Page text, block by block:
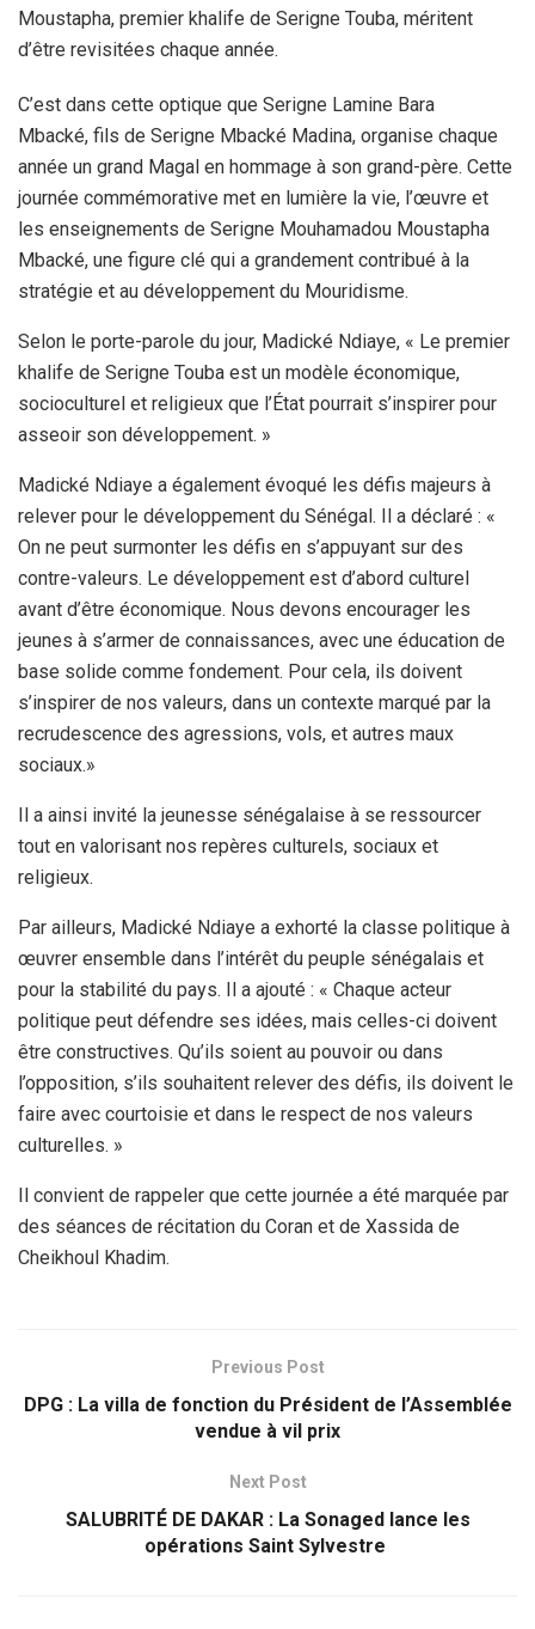
Moustapha, premier khalife de Serigne Touba, méritent
d’être revisitées chaque année.
C’est dans cette optique que Serigne Lamine Bara
Mbacké, fils de Serigne Mbacké Madina, organise chaque
année un grand Magal en hommage à son grand-père. Cette
journée commémorative met en lumière la vie, l’œuvre et
les enseignements de Serigne Mouhamadou Moustapha
Mbacké, une figure clé qui a grandement contribué à la
stratégie et au développement du Mouridisme.
Selon le porte-parole du jour, Madické Ndiaye, « Le premier
khalife de Serigne Touba est un modèle économique,
socioculturel et religieux que l’État pourrait s’inspirer pour
asseoir son développement. »
Madické Ndiaye a également évoqué les défis majeurs à
relever pour le développement du Sénégal. Il a déclaré : «
On ne peut surmonter les défis en s’appuyant sur des
contre-valeurs. Le développement est d’abord culturel
avant d’être économique. Nous devons encourager les
jeunes à s’armer de connaissances, avec une éducation de
base solide comme fondement. Pour cela, ils doivent
s’inspirer de nos valeurs, dans un contexte marqué par la
recrudescence des agressions, vols, et autres maux
sociaux.»
Il a ainsi invité la jeunesse sénégalaise à se ressourcer
tout en valorisant nos repères culturels, sociaux et
religieux.
Par ailleurs, Madické Ndiaye a exhorté la classe politique à
œuvrer ensemble dans l’intérêt du peuple sénégalais et
pour la stabilité du pays. Il a ajouté : « Chaque acteur
politique peut défendre ses idées, mais celles-ci doivent
être constructives. Qu’ils soient au pouvoir ou dans
l’opposition, s’ils souhaitent relever des défis, ils doivent le
faire avec courtoisie et dans le respect de nos valeurs
culturelles. »
Il convient de rappeler que cette journée a été marquée par
des séances de récitation du Coran et de Xassida de
Cheikhoul Khadim.
Previous Post
DPG : La villa de fonction du Président de l’Assemblée
vendue à vil prix
Next Post
SALUBRITÉ DE DAKAR : La Sonaged lance les
opérations Saint Sylvestre